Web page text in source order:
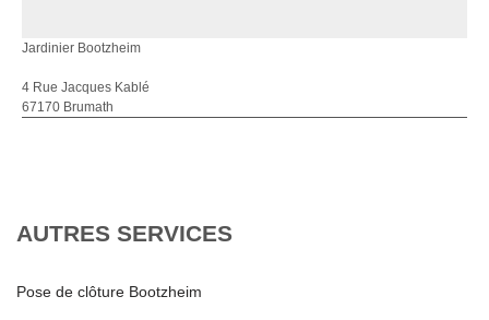
Jardinier Bootzheim
4 Rue Jacques Kablé
67170 Brumath
AUTRES SERVICES
Pose de clôture Bootzheim